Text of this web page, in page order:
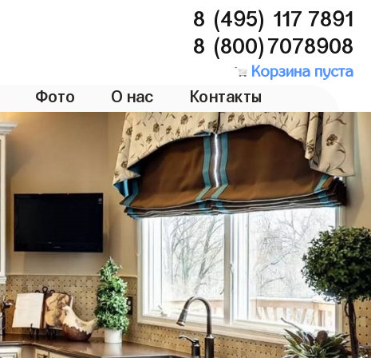
8 (495) 117 7891
8 (800)7078908
Корзина пуста
Фото О нас Контакты